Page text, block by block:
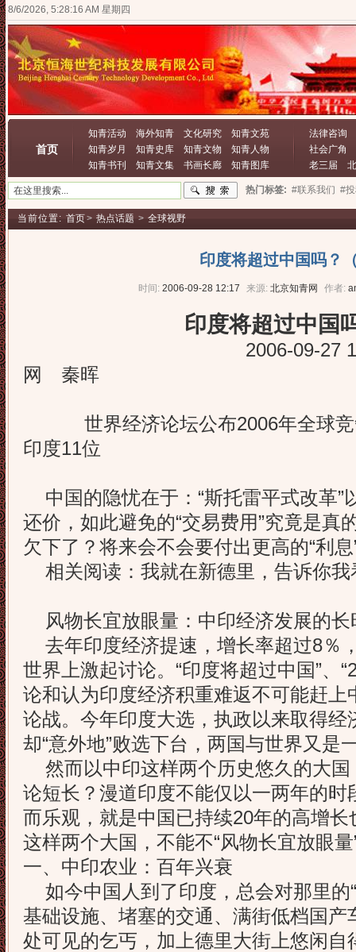
8/6/2026, 5:28:17 AM 星期四
首页
知青活动 海外知青 文化研究
知青文苑
知青岁月
知青史库 知青文物
知青人物
知青书刊
知青文集 书画长廊 知青图库
法律咨询
社会广角
老三届
热门标签: #联系我们 #
当前位置: 首页> 热点话题 > 全球视野
印度将超过中国吗？
时间: 2006-09-28 12:17 来源: 北京知青网 作者:
印度将超过中国
2006-09-27
网 秦晖
世界经济论坛公布2006年全球竞
印度11位
中国的隐忧在于：“斯托雷平式改革”
还价，如此避免的“交易费用”究竟是真
欠下了？将来会不会要付出更高的“利
相关阅读：我就在新德里，告诉你
风物长宜放眼量：中印经济发展的
去年印度经济提速，增长率超过8％
世界上激起讨论。“印度将超过中国”、
论和认为印度经济积重难返不可能赶上
论战。今年印度大选，执政以来取得经
却“意外地”败选下台，两国与世界又是
然而以中印这样两个历史悠久的大国
论短长？漫道印度不能仅以一两年的
而乐观，就是中国已持续20年的高增
这样两个大国，不能不“风物长宜放眼量
一、中印农业：百年兴衰
如今中国人到了印度，总会对那里的
基础设施、堵塞的交通、满街低档国
处可见的乞丐，加上德里大街上悠闲自